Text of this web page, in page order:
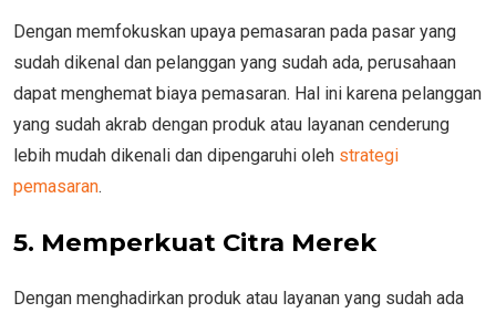
Dengan memfokuskan upaya pemasaran pada pasar yang
sudah dikenal dan pelanggan yang sudah ada, perusahaan
dapat menghemat biaya pemasaran. Hal ini karena pelanggan
yang sudah akrab dengan produk atau layanan cenderung
lebih mudah dikenali dan dipengaruhi oleh strategi
pemasaran.
5. Memperkuat Citra Merek
Dengan menghadirkan produk atau layanan yang sudah ada